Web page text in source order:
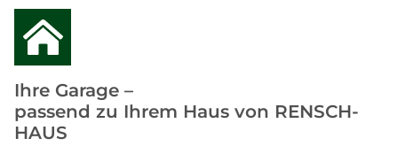
Ihre Garage –
passend zu Ihrem Haus von RENSCH-
HAUS